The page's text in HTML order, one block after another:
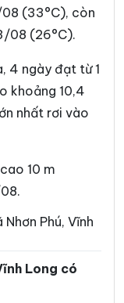
(33°C), còn
08 (26°C).
4 ngày đạt từ 1
khoảng 10,4
nhất rơi vào
10 m
Phú, Vĩnh
Long có